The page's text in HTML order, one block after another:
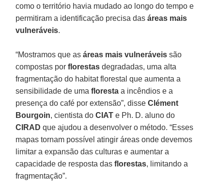
como o território havia mudado ao longo do tempo e
permitiram a identificação precisa dasáreas mais
vulneráveis.
“Mostramos que asáreas mais vulneráveis são
compostas porflorestas degradadas, uma alta
fragmentação do habitat florestal que aumenta a
sensibilidade de umafloresta a incêndios e a
presença do café por extensão”, disseClément
Bourgoin, cientista doCIAT e Ph. D. aluno do
CIRAD que ajudou a desenvolver o método. “Esses
mapas tornam possível atingir áreas onde devemos
limitar a expansão das culturas e aumentar a
capacidade de resposta dasflorestas, limitando a
fragmentação”.